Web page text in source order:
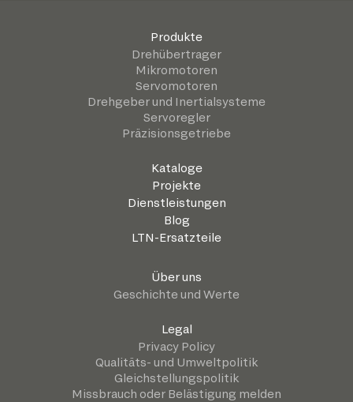
Produkte
Drehübertrager
Mikromotoren
Servomotoren
Drehgeber und Inertialsysteme
Servoregler
Präzisionsgetriebe
Kataloge
Projekte
Dienstleistungen
Blog
LTN-Ersatzteile
Über uns
Geschichte und Werte
Legal
Privacy Policy
Qualitäts- und Umweltpolitik
Gleichstellungspolitik
Missbrauch oder Belästigung melden